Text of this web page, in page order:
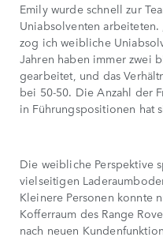
Emily wurde schnell zur
Uniabsolventen arbeiteten.
zog ich weibliche
Jahren haben immer zwei
gearbeitet, und das
bei 50-50. Die Anzahl der
in Führungspositionen hat
Die weibliche Perspektive
vielseitigen
Kleinere Personen konnte
Kofferraum des Range
nach neuen